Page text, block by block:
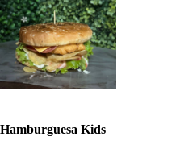
Hamburguesa Kids